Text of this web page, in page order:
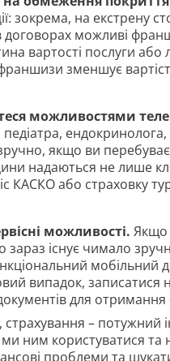
зокрема, на екстрену
договорах можливі
вартості послуги
зменшує
можливостями
педіатра,
якщо ви
надаються не лише
КАСКО або страховку
можливості. Якщо
зараз існує чимало
мобільний
випадок, записатися
для
– потужний
ним користуватися та
проблеми та